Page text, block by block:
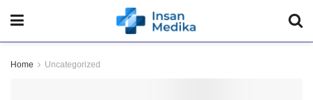
Home Uncategorized